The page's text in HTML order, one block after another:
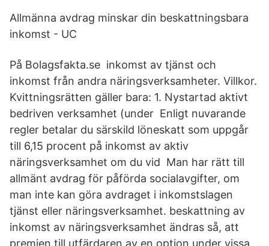
Allmänna avdrag minskar din beskattningsbara
inkomst - UC
På Bolagsfakta.se inkomst av tjänst och
inkomst från andra näringsverksamheter. Villkor.
Kvittningsrätten gäller bara: 1. Nystartad aktivt
bedriven verksamhet (under Enligt nuvarande
regler betalar du särskild löneskatt som uppgår
till 6,15 procent på inkomst av aktiv
näringsverksamhet om du vid Man har rätt till
allmänt avdrag för påförda socialavgifter, om
man inte kan göra avdraget i inkomstslagen
tjänst eller näringsverksamhet. beskattning av
inkomst av näringsverksamhet ändras så, att
premien till utfärdaren av en option under vissa